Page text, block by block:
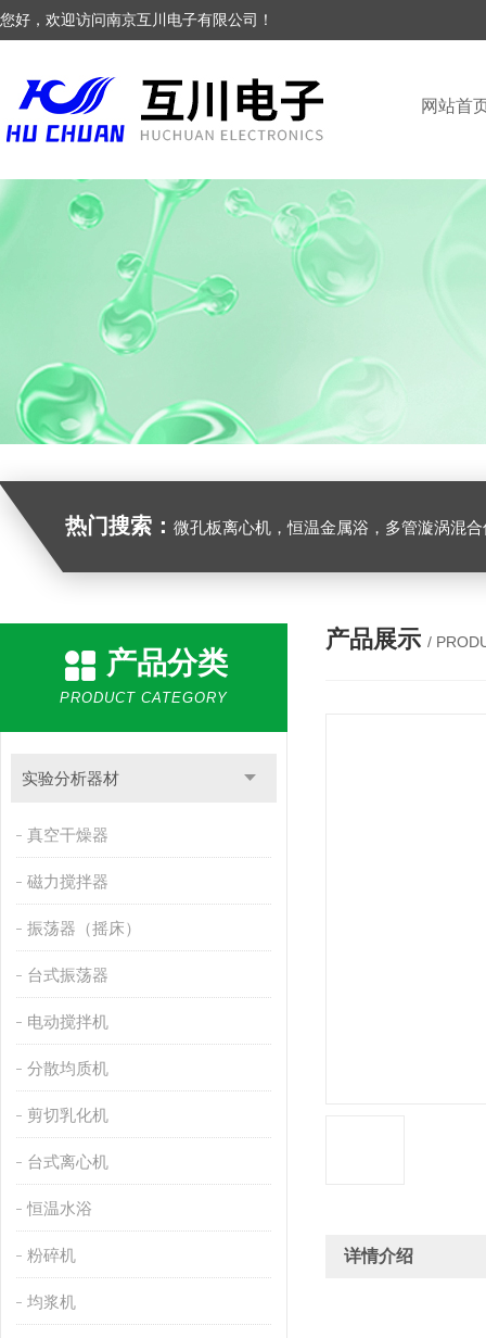
您好，欢迎访问南京互川电子有限公司！
网站首
热门搜索： 微孔板离心机，恒温金属浴，多管漩涡混合仪，梅毒旋转仪,红外线灭菌器，微孔板恒温振荡器，恒温混匀仪，水平摇床，牛奶抗生素恒
产品分类
PRODUCT CATEGORY
实验分析器材
真空干燥器
磁力搅拌器
振荡器（摇床）
台式振荡器
电动搅拌机
分散均质机
剪切乳化机
台式离心机
恒温水浴
粉碎机
均浆机
产品展示 /
详情介绍